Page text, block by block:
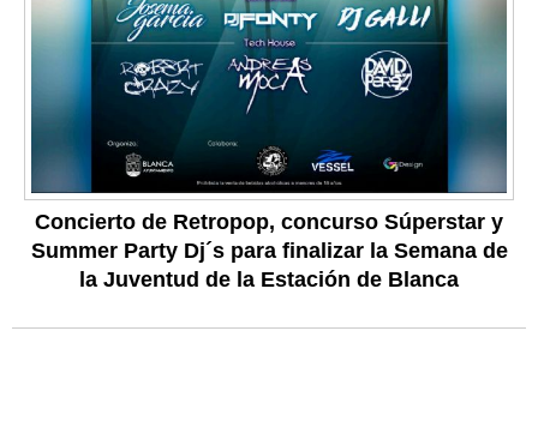
Concierto de Retropop, concurso Súperstar y
Summer Party Dj´s para finalizar la Semana de
la Juventud de la Estación de Blanca